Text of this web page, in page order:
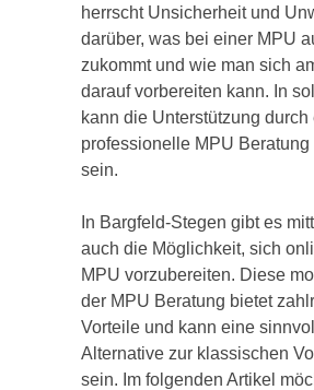
herrscht Unsicherheit und
darüber, was bei einer MPU
zukommt und wie man sich
darauf vorbereiten kann. In
kann die Unterstützung durch
professionelle MPU Beratung
sein.
In Bargfeld-Stegen gibt es
auch die Möglichkeit, sich
MPU vorzubereiten. Diese
der MPU Beratung bietet
Vorteile und kann eine
Alternative zur klassischen
sein. Im folgenden Artikel